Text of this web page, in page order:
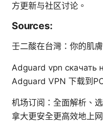
方更新与社区讨论。
Sources:
壬二酸在台灣：你的肌
Adguard vpn скачать
Adguard VPN 下载到
机场订阅：全面解析、
拿大更安全更高效地上网